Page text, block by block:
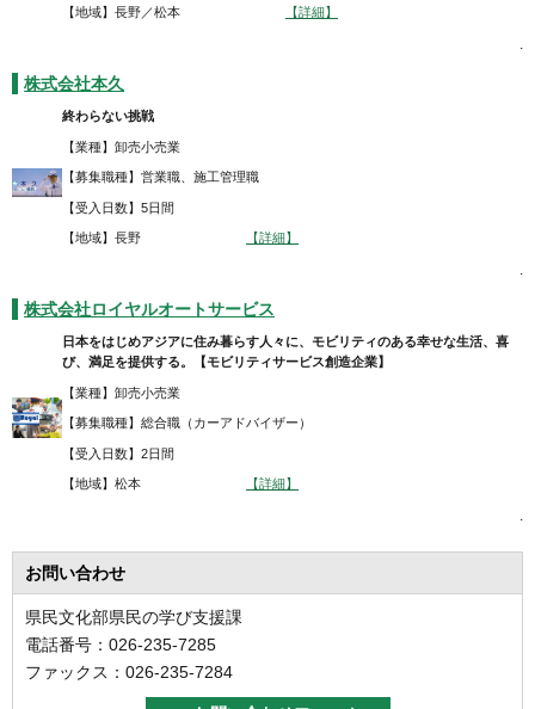
【地域】長野／松本 【詳細】
.
株式会社本久
終わらない挑戦
【業種】卸売小売業
【募集職種】営業職、施工管理職
【受入日数】5日間
【地域】長野 【詳細】
.
株式会社ロイヤルオートサービス
日本をはじめアジアに住み暮らす人々に、モビリティのある幸せな生活、喜
び、満足を提供する。【モビリティサービス創造企業】
【業種】卸売小売業
【募集職種】総合職（カーアドバイザー）
【受入日数】2日間
【地域】松本 【詳細】
.
お問い合わせ
県民文化部県民の学び支援課
電話番号：026-235-7285
ファックス：026-235-7284